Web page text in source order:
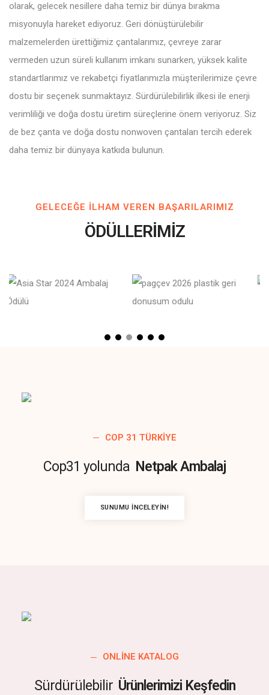
olarak, gelecek nesillere daha temiz bir dünya bırakma
misyonuyla hareket ediyoruz. Geri dönüştürülebilir
malzemelerden ürettiğimiz çantalarımız, çevreye zarar
vermeden uzun süreli kullanım imkanı sunarken, yüksek kalite
standartlarımız ve rekabetçi fiyatlarımızla müşterilerimize çevre
dostu bir seçenek sunmaktayız. Sürdürülebilirlik ilkesi ile enerji
verimliliği ve doğa dostu üretim süreçlerine önem veriyoruz. Siz
de bez çanta ve doğa dostu nonwoven çantaları tercih ederek
daha temiz bir dünyaya katkıda bulunun.
GELECEĞE ILHAM VEREN BAŞARILARIMIZ
ÖDÜLLERİMİZ
COP 31 TÜRKIYE
Cop31 yolunda Netpak Ambalaj
SUNUMU İNCELEYIN!
ONLINE KATALOG
Sürdürülebilir Ürünlerimizi Keşfedin